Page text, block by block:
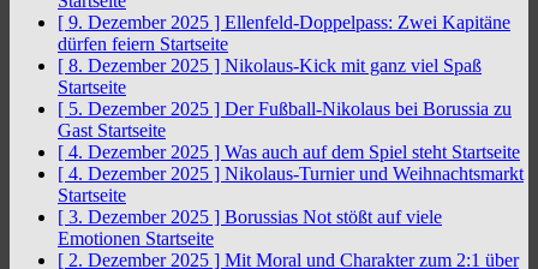
[ 9. Dezember 2025 ] Ellenfeld-Doppelpass: Zwei Kapitäne
dürfen feiern Startseite
[ 8. Dezember 2025 ] Nikolaus-Kick mit ganz viel Spaß
Startseite
[ 5. Dezember 2025 ] Der Fußball-Nikolaus bei Borussia zu
Gast Startseite
[ 4. Dezember 2025 ] Was auch auf dem Spiel steht Startseite
[ 4. Dezember 2025 ] Nikolaus-Turnier und Weihnachtsmarkt
Startseite
[ 3. Dezember 2025 ] Borussias Not stößt auf viele
Emotionen Startseite
[ 2. Dezember 2025 ] Mit Moral und Charakter zum 2:1 über